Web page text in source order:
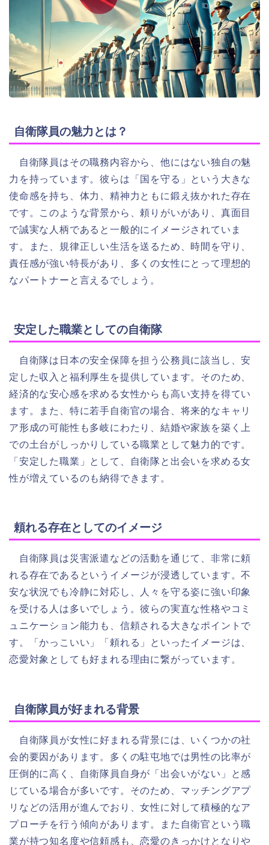
自衛隊員の魅力とは？
自衛隊員はその職務内容から、他にはない独自の魅
力を持っています。彼らは「国を守る」という大きな
使命感を持ち、体力、精神力ともに鍛え抜かれた存在
です。このような背景から、頼りがいがあり、真面目
で誠実な人柄であると一般的にイメージされていま
す。また、規律正しい生活を送るため、時間を守り、
責任感が強い特長があり、多くの女性にとって理想的
なパートナーと言えるでしょう。
安定した職業としての自衛隊
自衛隊は日本の安全保障を担う公務員に該当し、安
定した収入と福利厚生を提供しています。そのため、
経済的な安心感を求める女性からも高い支持を得てい
ます。また、特に若手自衛官の場合、将来的なキャリ
ア形成の可能性も多岐にわたり、結婚や家族を築く上
での土台がしっかりしている職業として魅力的です。
「安定した職業」として、自衛隊と出会いを求める女
性が増えているのも納得できます。
頼れる存在としてのイメージ
自衛隊員は災害派遣などの活動を通じて、非常に頼
れる存在であるというイメージが浸透しています。不
安な状況でも冷静に対応し、人々を守る姿に強い印象
を受ける人は多いでしょう。彼らの実直な性格やコミ
ュニケーション能力も、信頼される大きなポイントで
す。「かっこいい」「頼れる」といったイメージは、
恋愛対象としても好まれる理由に繋がっています。
自衛隊員が好まれる背景
自衛隊員が女性に好まれる背景には、いくつかの社
会的要因があります。多くの駐屯地では男性の比率が
圧倒的に高く、自衛隊員自身が「出会いがない」と感
じている場合が多いです。そのため、マッチングアプ
リなどの活用が進んでおり、女性に対して積極的なア
プローチを行う傾向があります。また自衛官という職
業が持つ知名度や信頼感も、恋愛のきっかけとなりや